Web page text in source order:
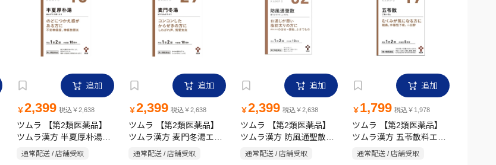
追加
￥2,399 税込￥2,638
ツムラ 【第2類医薬品】
ツムラ漢方 半夏厚朴湯エ
キス顆粒 20包
通常配送 / 店舗受取
追加
￥2,399 税込￥2,638
ツムラ 【第2類医薬品】
ツムラ漢方 麦門冬湯エキ
ス顆粒 20包
通常配送 / 店舗受取
追加
￥2,399 税込￥2,638
ツムラ 【第2類医薬品】
ツムラ漢方 防風通聖散エ
キス顆粒 20包
通常配送 / 店舗受取
追加
￥ 1,799 税込￥1,978
ツムラ 【第2類医薬品】
ツムラ漢方 五苓散料エキ
ス顆粒A 10包
通常配送 / 店舗受取